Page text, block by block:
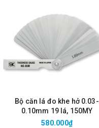
Bộ căn lá đo khe hở 0.03-
0.10mm 19 lá, 150MY
580.000₫